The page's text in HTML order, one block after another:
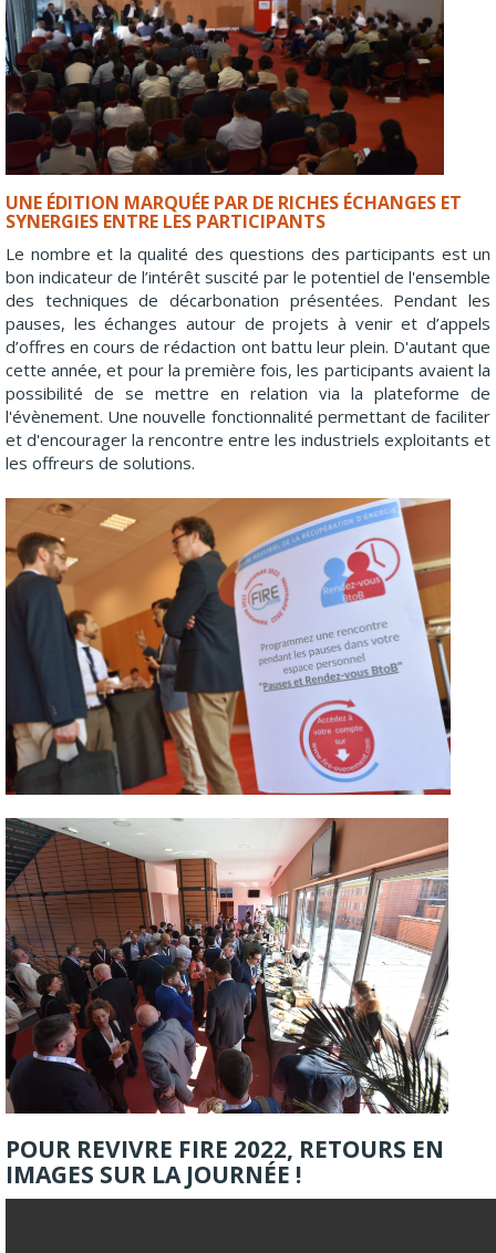
UNE ÉDITION MARQUÉE PAR DE RICHES ÉCHANGES ET
SYNERGIES ENTRE LES PARTICIPANTS
Le nombre et la qualité des questions des participants est un
bon indicateur de l’intérêt suscité par le potentiel de l'ensemble
des techniques de décarbonation présentées. Pendant les
pauses, les échanges autour de projets à venir et d’appels
d’offres en cours de rédaction ont battu leur plein. D'autant que
cette année, et pour la première fois, les participants avaient la
possibilité de se mettre en relation via la plateforme de
l'évènement. Une nouvelle fonctionnalité permettant de faciliter
et d'encourager la rencontre entre les industriels exploitants et
les offreurs de solutions.
POUR REVIVRE FIRE 2022, RETOURS EN
IMAGES SUR LA JOURNÉE !